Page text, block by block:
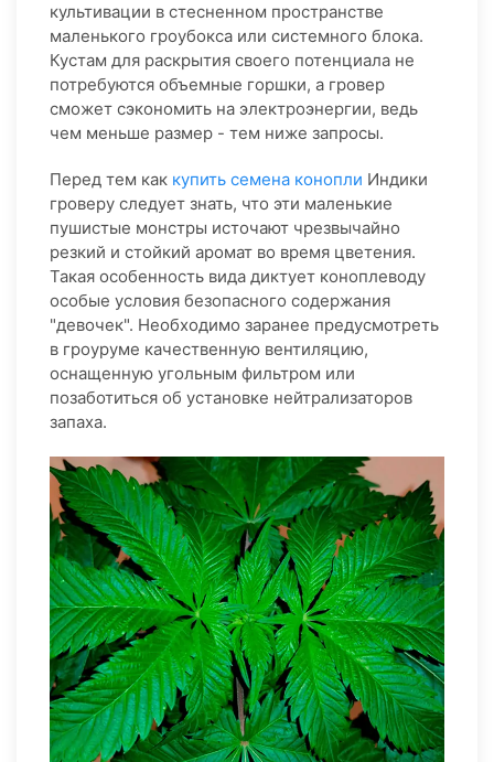
культивации в стесненном пространстве
маленького гроубокса или системного блока.
Кустам для раскрытия своего потенциала не
потребуются объемные горшки, а гровер
сможет сэкономить на электроэнергии, ведь
чем меньше размер - тем ниже запросы.
Перед тем как купить семена конопли Индики
гроверу следует знать, что эти маленькие
пушистые монстры источают чрезвычайно
резкий и стойкий аромат во время цветения.
Такая особенность вида диктует коноплеводу
особые условия безопасного содержания
"девочек". Необходимо заранее предусмотреть
в гроуруме качественную вентиляцию,
оснащенную угольным фильтром или
позаботиться об установке нейтрализаторов
запаха.